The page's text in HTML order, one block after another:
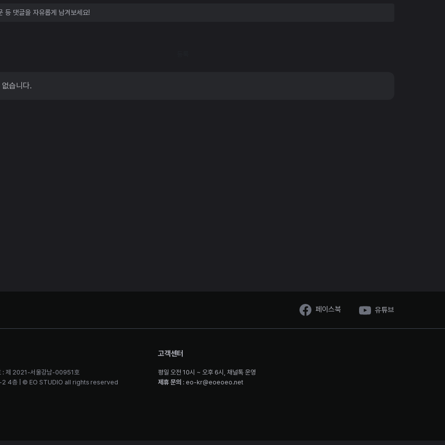
습니다.
페이스북 유튜브
: 제 2021-서울강남-00951호
2 4층 | © EO STUDIO all rights reserved
고객센터
평일 오전 10시 ~ 오후 6시, 채널톡 운영
제휴 문의 : eo-kr@eoeoeo.net